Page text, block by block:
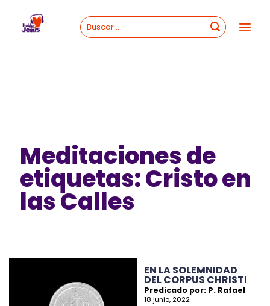
content
Meditaciones de
etiquetas: Cristo en
las Calles
EN LA SOLEMNIDAD
DEL CORPUS CHRISTI
Predicado por: P. Rafael
18 junio, 2022